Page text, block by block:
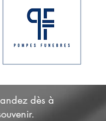
dès à